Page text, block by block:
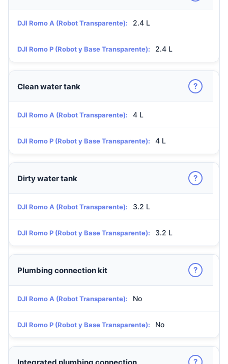
DJI Romo A (Robot Transparente): 2.4 L
DJI Romo P (Robot y Base Transparente): 2.4 L
Clean water tank ?
DJI Romo A (Robot Transparente): 4 L
DJI Romo P (Robot y Base Transparente): 4 L
Dirty water tank ?
DJI Romo A (Robot Transparente): 3.2 L
DJI Romo P (Robot y Base Transparente): 3.2 L
Plumbing connection kit ?
DJI Romo A (Robot Transparente): No
DJI Romo P (Robot y Base Transparente): No
Integrated plumbing connection ?